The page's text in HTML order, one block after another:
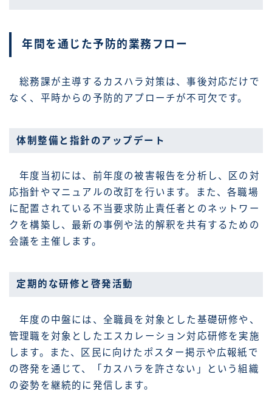
年間を通じた予防的業務フロー
総務課が主導するカスハラ対策は、事後対応だけで
なく、平時からの予防的アプローチが不可欠です。
体制整備と指針のアップデート
年度当初には、前年度の被害報告を分析し、区の対
応指針やマニュアルの改訂を行います。また、各職場
に配置されている不当要求防止責任者とのネットワー
クを構築し、最新の事例や法的解釈を共有するための
会議を主催します。
定期的な研修と啓発活動
年度の中盤には、全職員を対象とした基礎研修や、
管理職を対象としたエスカレーション対応研修を実施
します。また、区民に向けたポスター掲示や広報紙で
の啓発を通じて、「カスハラを許さない」という組織
の姿勢を継続的に発信します。